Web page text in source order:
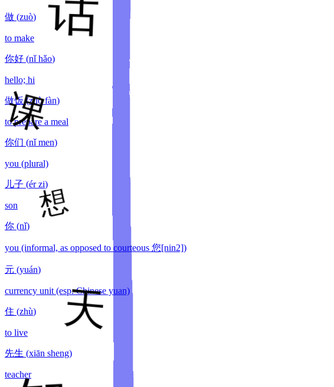
做 (zuò)
to make
你好 (nǐ hǎo)
hello; hi
做饭 (zuò fàn)
to prepare a meal
你们 (nǐ men)
you (plural)
儿子 (ér zi)
son
你 (nǐ)
you (informal, as opposed to courteous 您[nin2])
元 (yuán)
currency unit (esp. Chinese yuan)
住 (zhù)
to live
先生 (xiān sheng)
teacher